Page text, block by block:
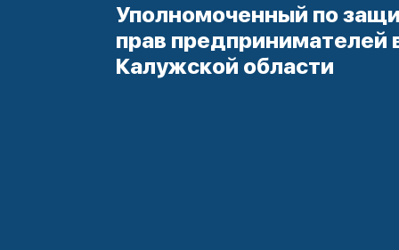
Уполномоченный по
прав предпринимателей
Калужской области